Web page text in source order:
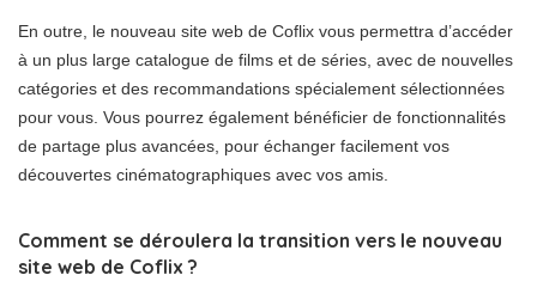
En outre, le nouveau site web de Coflix vous permettra d’accéder
à un plus large catalogue de films et de séries, avec de nouvelles
catégories et des recommandations spécialement sélectionnées
pour vous. Vous pourrez également bénéficier de fonctionnalités
de partage plus avancées, pour échanger facilement vos
découvertes cinématographiques avec vos amis.
Comment se déroulera la transition vers le nouveau
site web de Coflix ?